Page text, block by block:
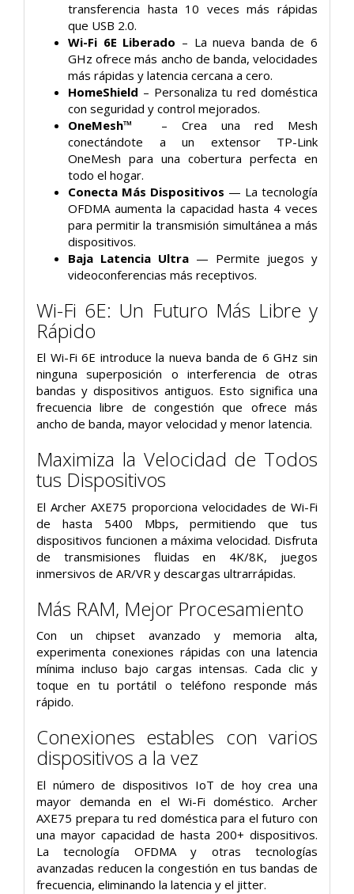
transferencia hasta 10 veces más rápidas
que USB 2.0.
Wi-Fi 6E Liberado – La nueva banda de 6
GHz ofrece más ancho de banda, velocidades
más rápidas y latencia cercana a cero.
HomeShield – Personaliza tu red doméstica
con seguridad y control mejorados.
OneMesh™ – Crea una red Mesh
conectándote a un extensor TP-Link
OneMesh para una cobertura perfecta en
todo el hogar.
Conecta Más Dispositivos — La tecnología
OFDMA aumenta la capacidad hasta 4 veces
para permitir la transmisión simultánea a más
dispositivos.
Baja Latencia Ultra — Permite juegos y
videoconferencias más receptivos.
Wi-Fi 6E: Un Futuro Más Libre y
Rápido
El Wi-Fi 6E introduce la nueva banda de 6 GHz sin
ninguna superposición o interferencia de otras
bandas y dispositivos antiguos. Esto significa una
frecuencia libre de congestión que ofrece más
ancho de banda, mayor velocidad y menor latencia.
Maximiza la Velocidad de Todos
tus Dispositivos
El Archer AXE75 proporciona velocidades de Wi-Fi
de hasta 5400 Mbps, permitiendo que tus
dispositivos funcionen a máxima velocidad. Disfruta
de transmisiones fluidas en 4K/8K, juegos
inmersivos de AR/VR y descargas ultrarrápidas.
Más RAM, Mejor Procesamiento
Con un chipset avanzado y memoria alta,
experimenta conexiones rápidas con una latencia
mínima incluso bajo cargas intensas. Cada clic y
toque en tu portátil o teléfono responde más
rápido.
Conexiones estables con varios
dispositivos a la vez
El número de dispositivos IoT de hoy crea una
mayor demanda en el Wi-Fi doméstico. Archer
AXE75 prepara tu red doméstica para el futuro con
una mayor capacidad de hasta 200+ dispositivos.
La tecnología OFDMA y otras tecnologías
avanzadas reducen la congestión en tus bandas de
frecuencia, eliminando la latencia y el jitter.